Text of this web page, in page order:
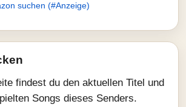
suchen (#Anzeige)
findest du den aktuellen Titel und
Songs dieses Senders.